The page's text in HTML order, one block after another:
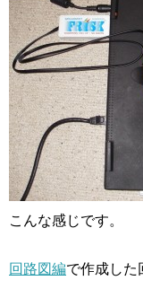
こんな感じです。
回路図編で作成した